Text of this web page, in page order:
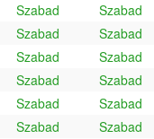
Szabad
Szabad
Szabad
Szabad
Szabad
Szabad
Szabad
Szabad
Szabad
Szabad
Szabad
Szabad